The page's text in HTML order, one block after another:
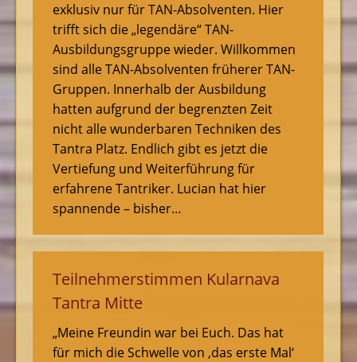
exklusiv nur für TAN-Absolventen. Hier
trifft sich die „legendäre“ TAN-
Ausbildungsgruppe wieder. Willkommen
sind alle TAN-Absolventen früherer TAN-
Gruppen. Innerhalb der Ausbildung
hatten aufgrund der begrenzten Zeit
nicht alle wunderbaren Techniken des
Tantra Platz. Endlich gibt es jetzt die
Vertiefung und Weiterführung für
erfahrene Tantriker. Lucian hat hier
spannende – bisher…
Teilnehmerstimmen Kularnava
Tantra Mitte
„Meine Freundin war bei Euch. Das hat
für mich die Schwelle von ‚das erste Mal‘